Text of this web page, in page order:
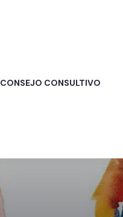
CONSEJO CONSULTIVO